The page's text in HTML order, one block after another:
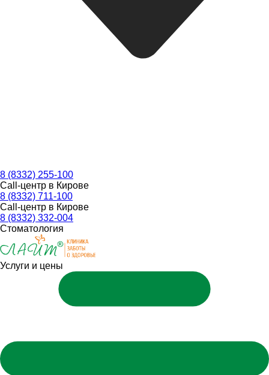
8 (8332) 255-100
Call-центр в Кирове
8 (8332) 711-100
Call-центр в Кирове
8 (8332) 332-004
Стоматология
Услуги и цены